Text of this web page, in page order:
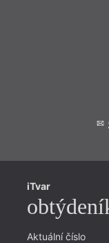
iTvar
Aktuální číslo